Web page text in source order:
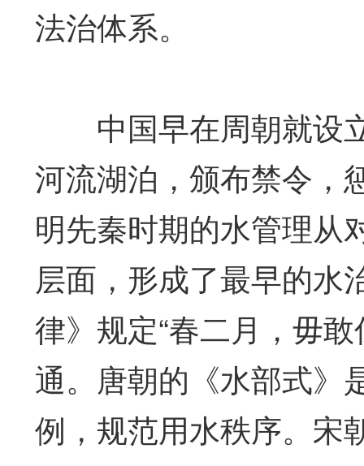
法治体系。
中国早在周朝就设立
河流湖泊，颁布禁令，
明先秦时期的水管理从
层面，形成了最早的水
律》规定“春二月，毋
通。唐朝的《水部式》
例，规范用水秩序。宋